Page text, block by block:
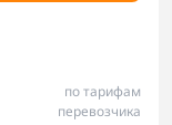
по тарифам
перевозчика